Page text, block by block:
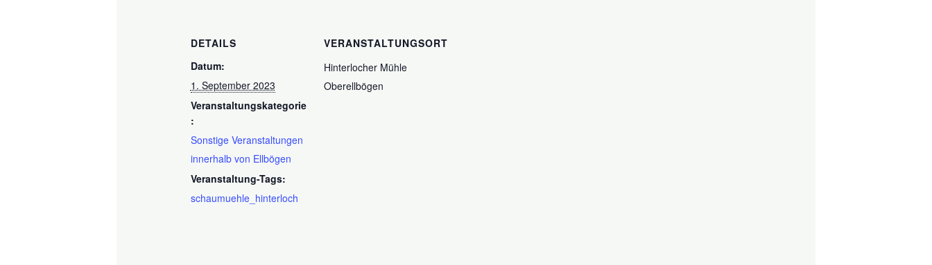
DETAILS
Datum:
1. September 2023
Veranstaltungskategorie
:
Sonstige Veranstaltungen
innerhalb von Ellbögen
Veranstaltung-Tags:
schaumuehle_hinterloch
VERANSTALTUNGSORT
Hinterlocher Mühle
Oberellbögen